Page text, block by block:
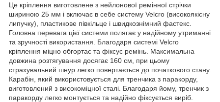
Це кріплення виготовлене з нейлонової ремінної стрічки
шириною 25 мм і включає в себе систему Velcro (високоякісну
липучку), пластикове півкільце і швидкознімний фастекс.
Головна перевага цієї системи полягає у надійному утриманні
та зручності використання. Благодаря системі Velcro
кріплення міцно обгортає та фіксує ремінь. Максимальна
довжина розтягування досягає 160 см, при цьому
страхувальний шнур легко повертається до початкового стану.
Карабін, який використовується для тренчика з паракорду,
виготовлений з високоміцної сталі. Благодаря йому, тренчик з
паракорду легко монтується та надійно фіксується виріб.